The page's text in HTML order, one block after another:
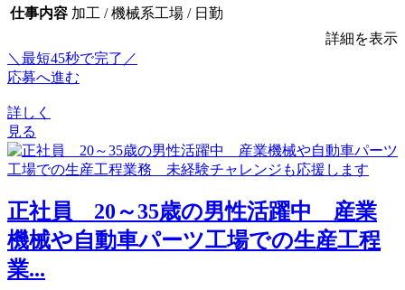
仕事内容 加工 / 機械系工場 / 日勤
詳細を表示
＼最短45秒で完了／
応募へ進む
詳しく
見る
正社員 20～35歳の男性活躍中 産業
機械や自動車パーツ工場での生産工程
業...